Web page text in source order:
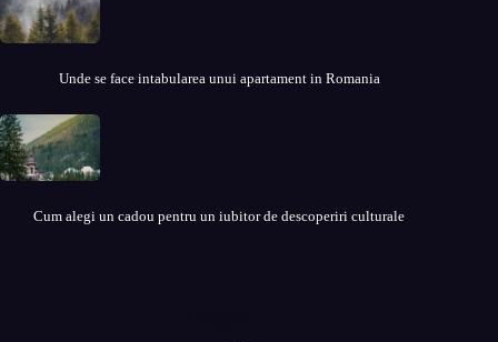
Unde se face intabularea unui apartament in Romania
Cum alegi un cadou pentru un iubitor de descoperiri culturale